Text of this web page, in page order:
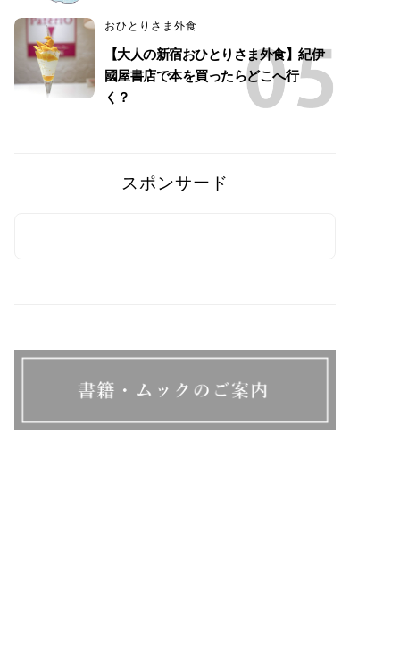
おひとりさま外食
【大人の新宿おひとりさま外食】紀伊
國屋書店で本を買ったらどこへ行
く？
スポンサード